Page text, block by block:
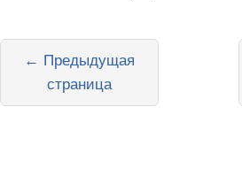
← Предыдущая
страница